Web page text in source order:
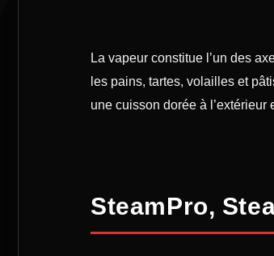
La vapeur constitue l’un des
les pains, tartes, volailles et
une cuisson dorée à l’extérieur
SteamPro,